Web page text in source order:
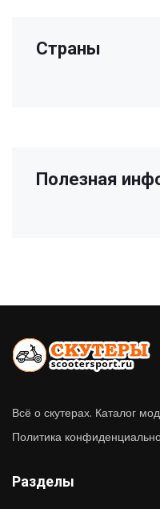
Страны
Полезная
Всё о скутерах. Каталог
Политика
Разделы